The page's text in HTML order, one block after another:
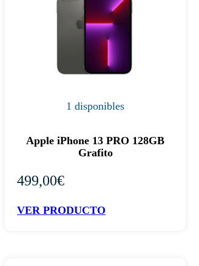
1 disponibles
Apple iPhone 13 PRO 128GB
Grafito
499,00€
VER PRODUCTO